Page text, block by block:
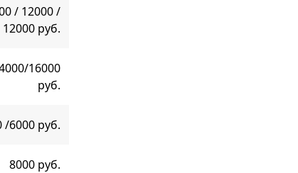
/ 12000 /
12000 руб.
16000
руб.
/6000 руб.
8000 руб.